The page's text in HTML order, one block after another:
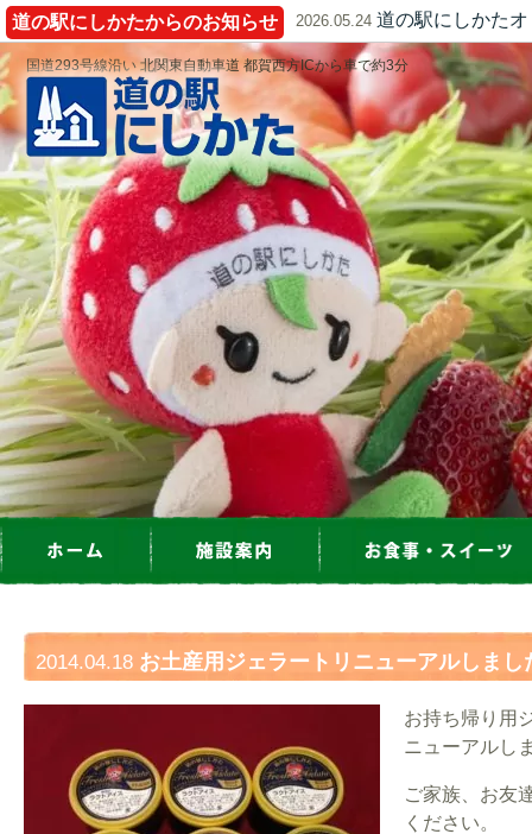
道の駅にしかたからのお知らせ 2026.05.24 道の駅にしかた
国道293号線沿い 北関東自動車道 都賀西方ICから車で約3分
2014.04.18 お土産用ジェラートリニューアルしまし
お持ち帰り用
ニューアルし
ご家族、お友
ください。